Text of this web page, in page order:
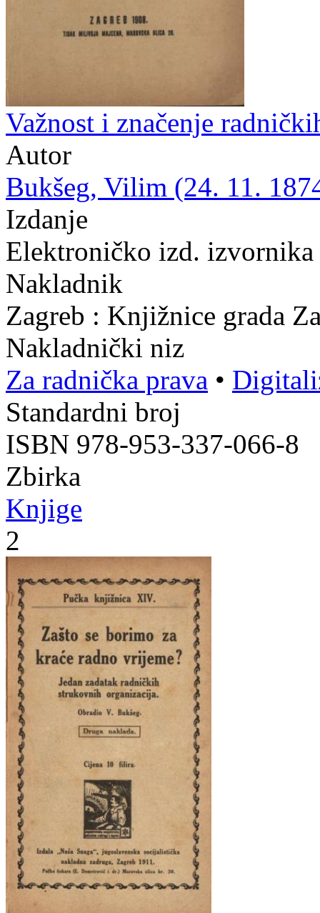
Važnost i značenje
Autor
Bukšeg, Vilim (24. 11.
Izdanje
Elektroničko izd.
Nakladnik
Zagreb : Knjižnice grada
Nakladnički niz
Za radnička prava •
Standardni broj
ISBN 978-953-337-066-8
Zbirka
Knjige
2